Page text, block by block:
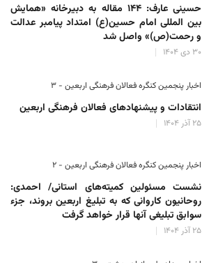
حسینی عارف: ۱۴۴ مقاله به دبیرخانه «همایش
بین المللی امام حسین(ع) امتداد پیامبر عدالت
و رحمت(ص)» واصل شد
۳۰ دی ۱۴۰۴
اخبار پنجمین کنگره فعالان فرهنگی اربعین - ۳
انتقادات و پیشنهادهای فعالان فرهنگی اربعین
۲۵ آذر ۱۴۰۴
اخبار پنجمین کنگره فعالان فرهنگی اربعین - ۲
نشست مسئولین کمیته‌های استانی/ احمدی:
روحانیون کاروانی که به تبلیغ اربعین بروند، جزء
سوابق تبلیغی آنها قرار خواهد گرفت
۲۵ آذر ۱۴۰۴